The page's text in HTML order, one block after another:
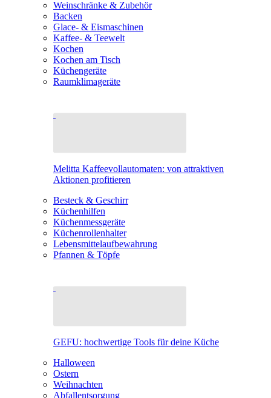
Weinschränke & Zubehör
Backen
Glace- & Eismaschinen
Kaffee- & Teewelt
Kochen
Kochen am Tisch
Küchengeräte
Raumklimageräte
Melitta Kaffeevollautomaten: von attraktiven
Aktionen profitieren
Besteck & Geschirr
Küchenhilfen
Küchenmessgeräte
Küchenrollenhalter
Lebensmittelaufbewahrung
Pfannen & Töpfe
GEFU: hochwertige Tools für deine Küche
Halloween
Ostern
Weihnachten
Abfallentsorgung